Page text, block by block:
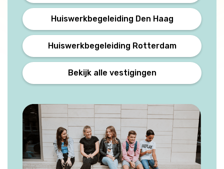
Huiswerkbegeleiding Den Haag
Huiswerkbegeleiding Rotterdam
Bekijk alle vestigingen